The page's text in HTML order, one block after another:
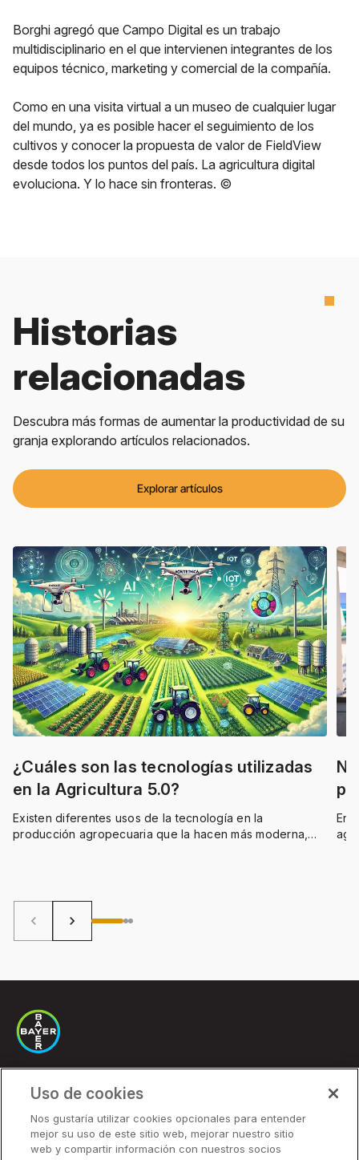
Borghi agregó que Campo Digital es un trabajo
multidisciplinario en el que intervienen integrantes de los
equipos técnico, marketing y comercial de la compañía.
Como en una visita virtual a un museo de cualquier lugar
del mundo, ya es posible hacer el seguimiento de los
cultivos y conocer la propuesta de valor de FieldView
desde todos los puntos del país. La agricultura digital
evoluciona. Y lo hace sin fronteras. ©
Historias
relacionadas
Descubra más formas de aumentar la productividad de su
granja explorando artículos relacionados.
Explorar artículos
¿Cuáles son las tecnologías utilizadas
en la Agricultura 5.0?
Existen diferentes usos de la tecnología en la
producción agropecuaria que la hacen más moderna,
En
keyboard_arrow_left keyboard_arrow_right
Soluciones
Precios
Uso de cookies
Nos gustaría utilizar cookies opcionales para entender
mejor su uso de este sitio web, mejorar nuestro sitio
web y compartir información con nuestros socios